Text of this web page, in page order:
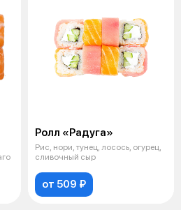
Ролл «Радуга»
Рис, нори, тунец, лосось, огурец,
сливочный сыр
от 509 ₽